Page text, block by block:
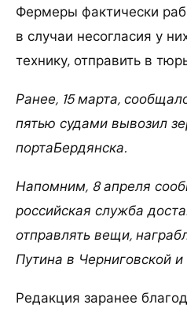
Фермеры фактически
в случаи несогласия у
технику, отправить в
Ранее, 15 марта,
пятью судами вывозил
портаБердянска.
Напомним, 8 апреля
российская служба
отправлять вещи,
Путина в Черниговской
Редакция заранее